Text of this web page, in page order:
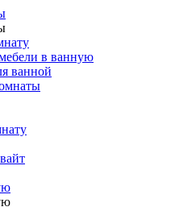
в ванную
ванной